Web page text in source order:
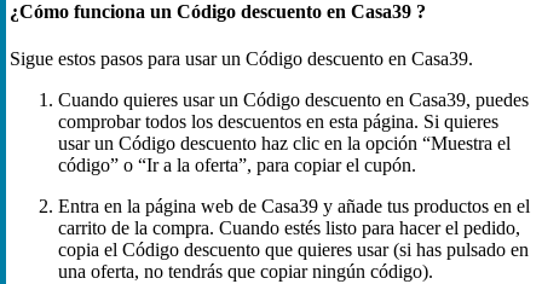
¿Cómo funciona un Código descuento en Casa39 ?
Sigue estos pasos para usar un Código descuento en Casa39.
Cuando quieres usar un Código descuento en Casa39, puedes
comprobar todos los descuentos en esta página. Si quieres
usar un Código descuento haz clic en la opción “Muestra el
código” o “Ir a la oferta”, para copiar el cupón.
Entra en la página web de Casa39 y añade tus productos en el
carrito de la compra. Cuando estés listo para hacer el pedido,
copia el Código descuento que quieres usar (si has pulsado en
una oferta, no tendrás que copiar ningún código).